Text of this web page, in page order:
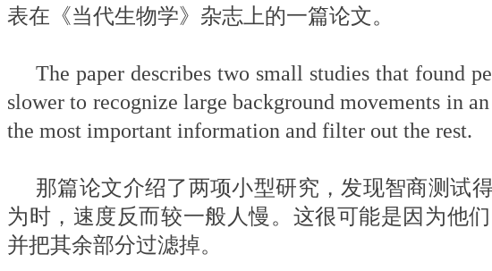
表在《当代生物学》杂志上的一篇论文。
The paper describes two small studies that found
slower to recognize large background movements in
the most important information and filter out the rest.
那篇论文介绍了两项小型研究，发现智商测试
为时，速度反而较一般人慢。这很可能是因为他
并把其余部分过滤掉。